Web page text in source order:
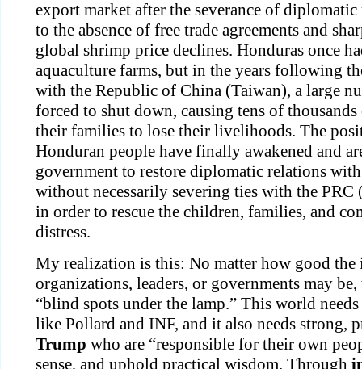
export market after the severance of
to the absence of free trade agreements and
global shrimp price declines. Honduras once
aquaculture farms, but in the years following
with the Republic of China (Taiwan), a large
forced to shut down, causing tens of
their families to lose their livelihoods. The
Honduran people have finally awakened and
government to restore diplomatic relations
without necessarily severing ties with the
in order to rescue the children, families, and
distress.
My realization is this: No matter how good
organizations, leaders, or governments may
“blind spots under the lamp.” This world needs
Trump who are “responsible for their own
sense, and uphold practical wisdom. Through